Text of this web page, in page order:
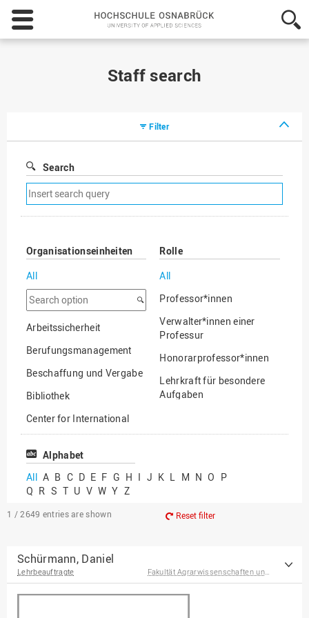
Hochschule
Osnabrück
-
Staff search
Filter
Search
Remove
search
filter
Organisationseinheiten
All
Search
option
Arbeitssicherheit
Berufungsmanagement
Beschaffung und Vergabe
Bibliothek
Center for International
Mobility
Center for International
Chancengerechtigkeit
eLearning Competence
EU-Büro
Fakultät
Agrarwissenschaften und
Rolle
All
Professor*innen
Verwalter*innen einer
Professur
Honorarprofessor*innen
Lehrkraft für besondere
Aufgaben
Professor*innen im
Alphabet
All A B C D E F G H I J K L M N O P
Q R S T U V W Y Z
1 / 2649 entries are shown Reset filter
Schürmann, Daniel
Lehrbeauftragte Fakultät Agrarwissenschaften und Landschaftsarchitektur